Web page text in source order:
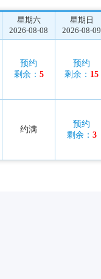
星期六
2026-08-08
星期日
2026-08-09
预约
剩余： 5
预约
剩余： 15
约满
预约
剩余： 3